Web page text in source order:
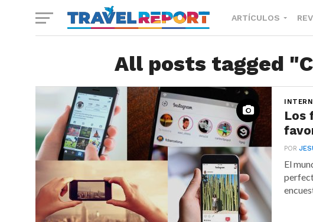
ARTÍCULOS
All posts tagged
Los
POR
El